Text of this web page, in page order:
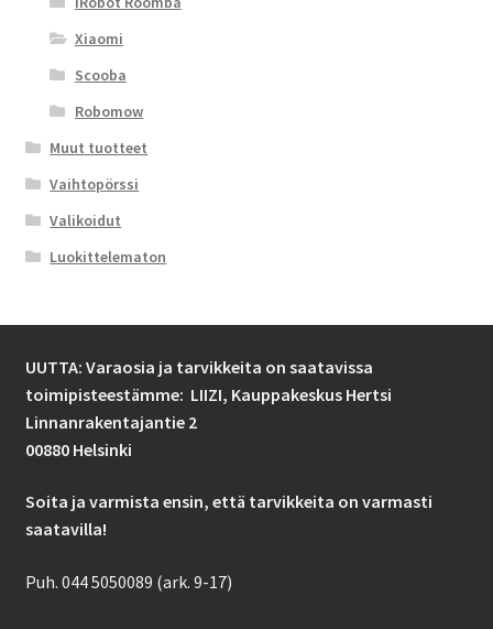
Xiaomi
Scooba
Robomow
Muut tuotteet
Vaihtopörssi
Valikoidut
Luokittelematon
UUTTA: Varaosia ja tarvikkeita on saatavissa
toimipisteestämme: LIIZI, Kauppakeskus Hertsi
Linnanrakentajantie 2
00880 Helsinki
Soita ja varmista ensin, että tarvikkeita on varmasti
saatavilla!
Puh. 044 5050089 (ark. 9-17)